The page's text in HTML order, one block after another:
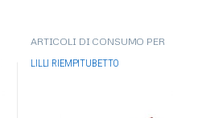
ARTICOLI DI CONSUMO PER
FUMATORI,ROLLING
MACHINE-RIEMPI TUBETTO
LILLI RIEMPITUBETTO